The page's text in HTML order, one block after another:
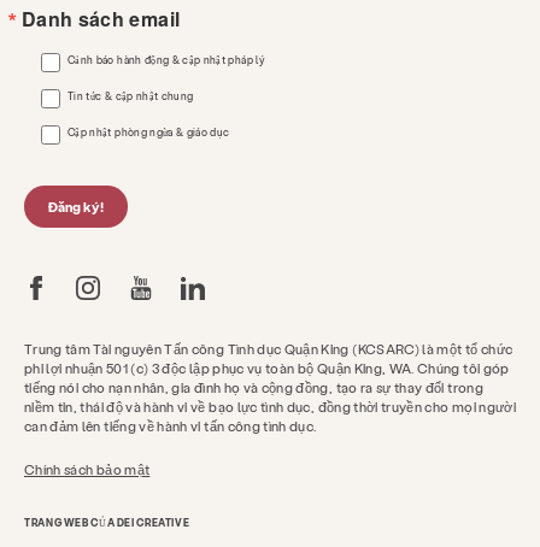
Trung tâm Tài nguyên Tấn công Tình dục Quận King (KCSARC) là một tổ chức
phi lợi nhuận 501 (c) 3 độc lập phục vụ toàn bộ Quận King, WA. Chúng tôi góp
tiếng nói cho nạn nhân, gia đình họ và cộng đồng, tạo ra sự thay đổi trong
niềm tin, thái độ và hành vi về bạo lực tình dục, đồng thời truyền cho mọi người
can đảm lên tiếng về hành vi tấn công tình dục.
Chính sách bảo mật
TRANG WEB CỦA DEI CREATIVE
Danh sách email
Cảnh báo hành động & cập nhật pháp lý
Tin tức & cập nhật chung
Cập nhật phòng ngừa & giáo dục
Đăng ký!